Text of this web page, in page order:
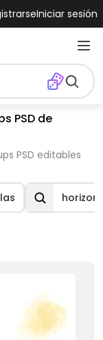
Iniciar sesión
PSD de
PSD editables